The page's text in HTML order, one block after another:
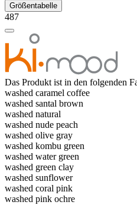
Größentabelle
487
Das Produkt ist in den folgenden
washed caramel coffee
washed santal brown
washed natural
washed nude peach
washed olive gray
washed kombu green
washed water green
washed green clay
washed sunflower
washed coral pink
washed pink ochre